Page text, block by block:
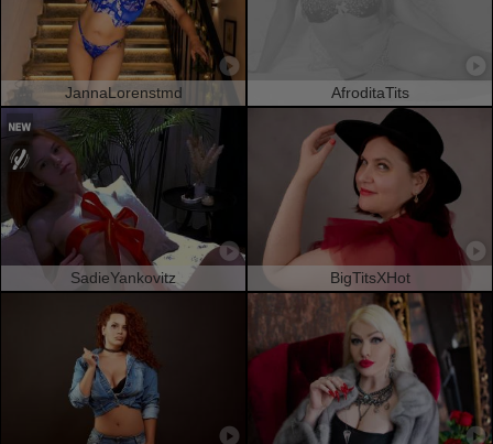
JannaLorenstmd AfroditaTits
SadieYankovitz BigTitsXHot